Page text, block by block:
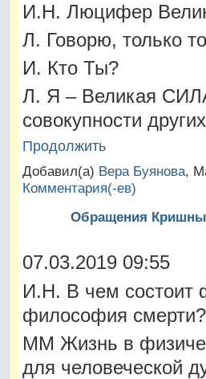
И.Н. Люцифер
Л. Говорю, только
И. Кто Ты?
Л. Я – Великая
совокупности
Продолжить
Добавил(а) Вера Буянова,
Комментария(-ев)
Обращения
07.03.2019 09:55
И.Н. В чем состоит
философия смерти?
ММ Жизнь в
для человеческой